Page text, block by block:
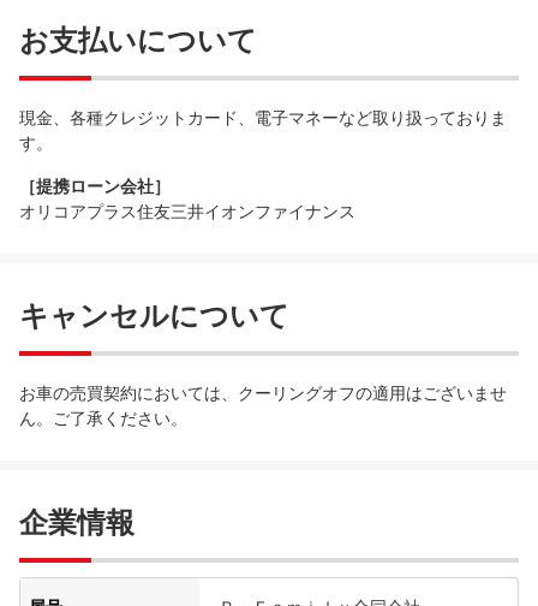
お支払いについて
現金、各種クレジットカード、電子マネーなど取り扱っておりま
す。
［提携ローン会社］
オリコアプラス住友三井イオンファイナンス
キャンセルについて
お車の売買契約においては、クーリングオフの適用はございませ
ん。ご了承ください。
企業情報